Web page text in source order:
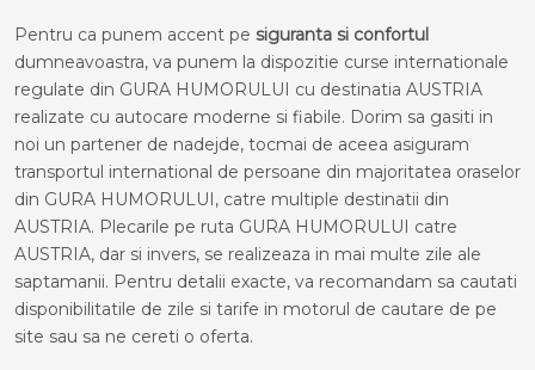
Pentru ca punem accent pe siguranta si confortul
dumneavoastra, va punem la dispozitie curse internationale
regulate din GURA HUMORULUI cu destinatia AUSTRIA
realizate cu autocare moderne si fiabile. Dorim sa gasiti in
noi un partener de nadejde, tocmai de aceea asiguram
transportul international de persoane din majoritatea oraselor
din GURA HUMORULUI, catre multiple destinatii din
AUSTRIA. Plecarile pe ruta GURA HUMORULUI catre
AUSTRIA, dar si invers, se realizeaza in mai multe zile ale
saptamanii. Pentru detalii exacte, va recomandam sa cautati
disponibilitatile de zile si tarife in motorul de cautare de pe
site sau sa ne cereti o oferta.